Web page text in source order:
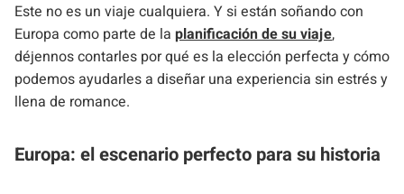
Este no es un viaje cualquiera. Y si están soñando con
Europa como parte de la planificación de su viaje,
déjennos contarles por qué es la elección perfecta y cómo
podemos ayudarles a diseñar una experiencia sin estrés y
llena de romance.
Europa: el escenario perfecto para su historia